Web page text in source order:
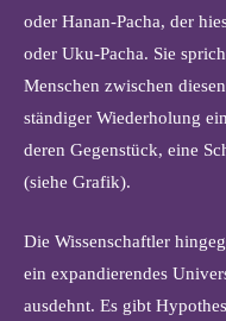
oder Hanan-Pacha, der
oder Uku-Pacha. Sie
Menschen zwischen
ständiger Wiederholung
deren Gegenstück, eine
(siehe Grafik).
Die Wissenschaftler
ein expandierendes
ausdehnt. Es gibt